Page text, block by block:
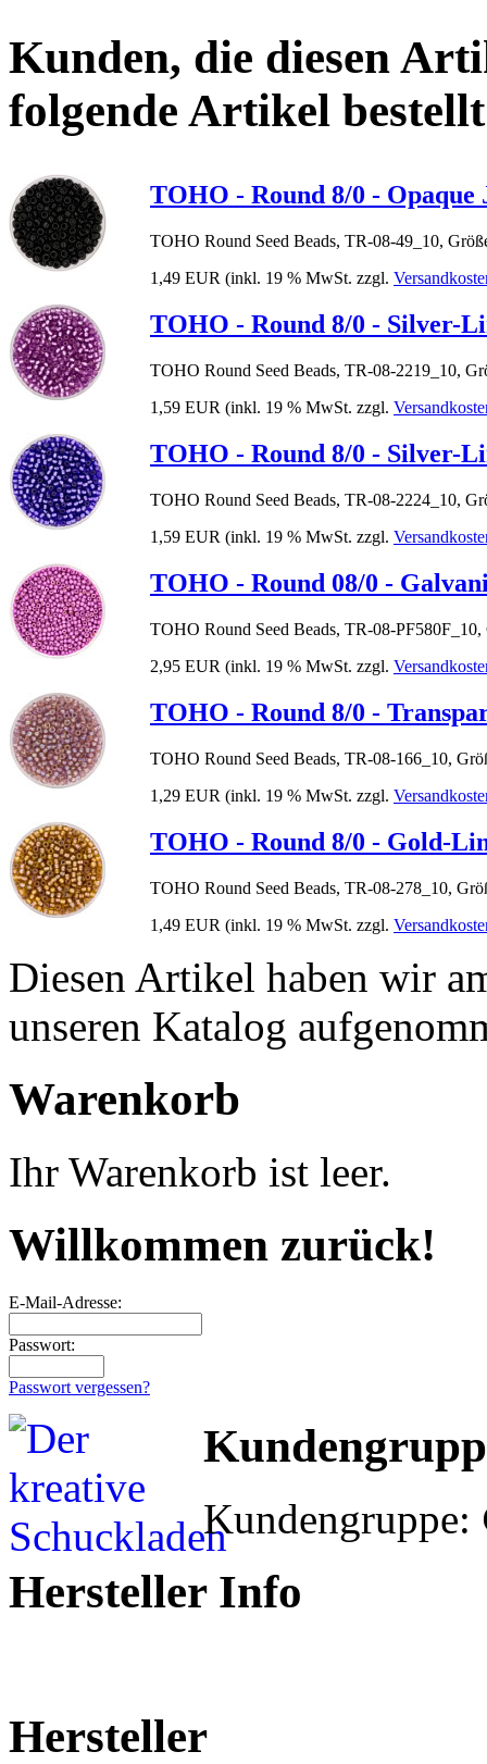
Kunden, die diesen
folgende Artikel
TOHO - Round 8/0 - Opaque
TOHO Round Seed Beads, TR-08-49_10,
1,49 EUR (inkl. 19 % MwSt. zzgl.
TOHO - Round 8/0 - Silver-
TOHO Round Seed Beads, TR-08-2219_10,
1,59 EUR (inkl. 19 % MwSt. zzgl.
TOHO - Round 8/0 - Silver-
TOHO Round Seed Beads, TR-08-2224_10,
1,59 EUR (inkl. 19 % MwSt. zzgl.
TOHO - Round 08/0 -
TOHO Round Seed Beads, TR-08-PF580F_10,
2,95 EUR (inkl. 19 % MwSt. zzgl.
TOHO - Round 8/0 -
TOHO Round Seed Beads, TR-08-166_10,
1,29 EUR (inkl. 19 % MwSt. zzgl.
TOHO - Round 8/0 - Gold-
TOHO Round Seed Beads, TR-08-278_10,
1,49 EUR (inkl. 19 % MwSt. zzgl.
Diesen Artikel haben wir
unseren Katalog
Warenkorb
Ihr Warenkorb ist leer.
Willkommen zurück!
E-Mail-Adresse:
Passwort:
Passwort vergessen?
Kundengruppe:
Hersteller Info
Hersteller